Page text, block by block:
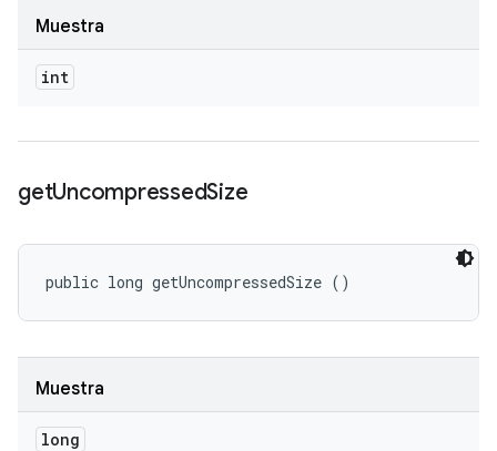
Muestra
int
getUncompressedSize
public long getUncompressedSize ()
Muestra
long